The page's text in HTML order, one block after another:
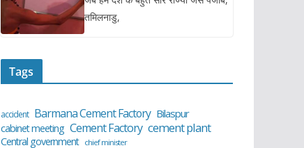
तमिलनाडु,
Tags
accident Barmana Cement Factory Bilaspur
cabinet meeting Cement Factory cement plant
Central government chief minister